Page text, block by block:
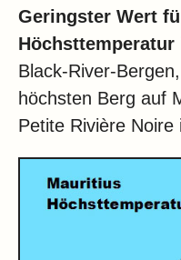
Geringster Wert
Höchsttemperatur
Black-River-
höchsten Berg auf
Petite Rivière